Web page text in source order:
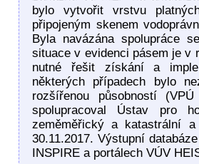
bylo vytvořit vrstvu
připojeným skenem
Byla navázána spolupráce
situace v evidenci pásem je v
nutné řešit získání a
některých případech bylo
rozšířenou působností
spolupracoval Ústav pro
zeměměřický a katastrální
30.11.2017. Výstupní
INSPIRE a portálech VÚV